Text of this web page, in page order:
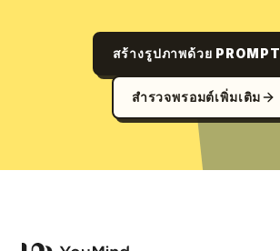
สร้างรูปภาพด้วย PROMPT
สำรวจพรอมต์เพิ่มเติม